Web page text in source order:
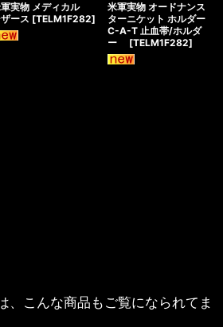
実物 メディカル
ース [TELM1F282]
米軍実物 オードナンス
ターニケット ホルダー
C-A-T 止血帯/ホルダ
ー
[TELM1F282]
、こんな商品もご覧になられてま